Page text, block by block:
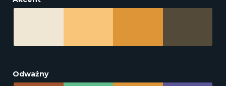
Odważny